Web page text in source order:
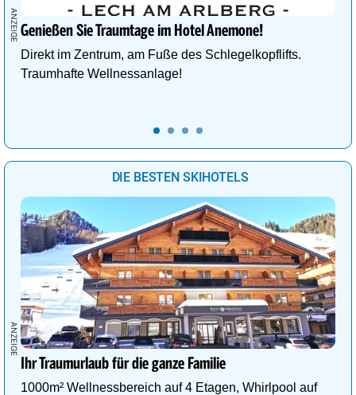
Genießen Sie Traumtage im Hotel Anemone!
Direkt im Zentrum, am Fuße des Schlegelkopflifts.
Traumhafte Wellnessanlage!
DIE BESTEN SKIHOTELS
Ihr Traumurlaub für die ganze Familie
1000m² Wellnessbereich auf 4 Etagen, Whirlpool auf